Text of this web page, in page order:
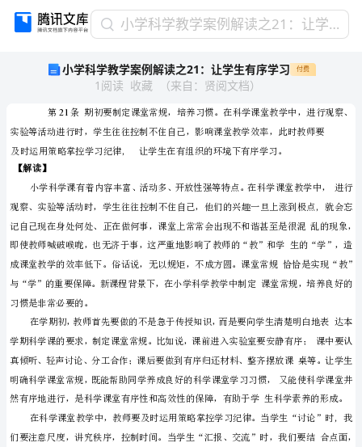
小
学
教
学
案
例
解
读
之
21：
小学科学教学案例解读之21：让学生有序学习
小学科学教学案例解读之21：让学生有序学习 付费
1 阅读 收藏 （来自 ： 贤阅文档）